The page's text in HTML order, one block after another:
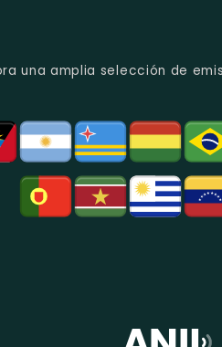
una amplia selección de